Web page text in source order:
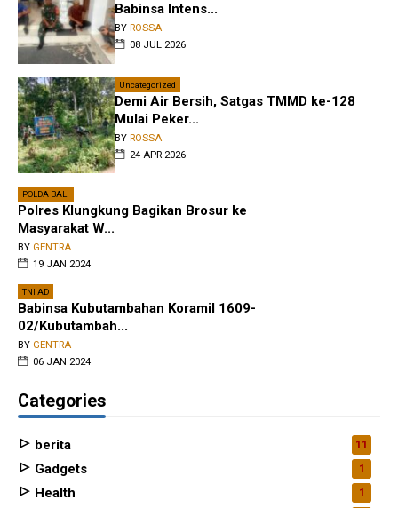
Babinsa Intens...
BY ROSSA
08 JUL 2026
Uncategorized
Demi Air Bersih, Satgas TMMD ke-128
Mulai Peker...
BY ROSSA
24 APR 2026
POLDA BALI
Polres Klungkung Bagikan Brosur ke
Masyarakat W...
BY GENTRA
19 JAN 2024
TNI AD
Babinsa Kubutambahan Koramil 1609-
02/Kubutambah...
BY GENTRA
06 JAN 2024
Categories
berita 11
Gadgets 1
Health 1